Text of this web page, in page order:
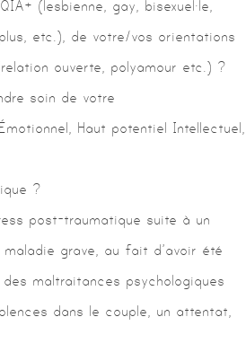
(lesbienne, gay, bisexuel·le,
etc.), de votre/vos orientations
ouverte, polyamour etc.) ?
soin de votre
Haut potentiel Intellectuel,
?
post-traumatique suite à un
grave, au fait d’avoir été
maltraitances psychologiques
dans le couple, un attentat,